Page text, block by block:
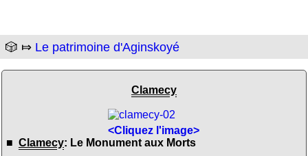
🎲 ⤇ Le patrimoine d'Aginskoyé
Clamecy
<Cliquez l'image>
■ Clamecy: Le Monument aux Morts